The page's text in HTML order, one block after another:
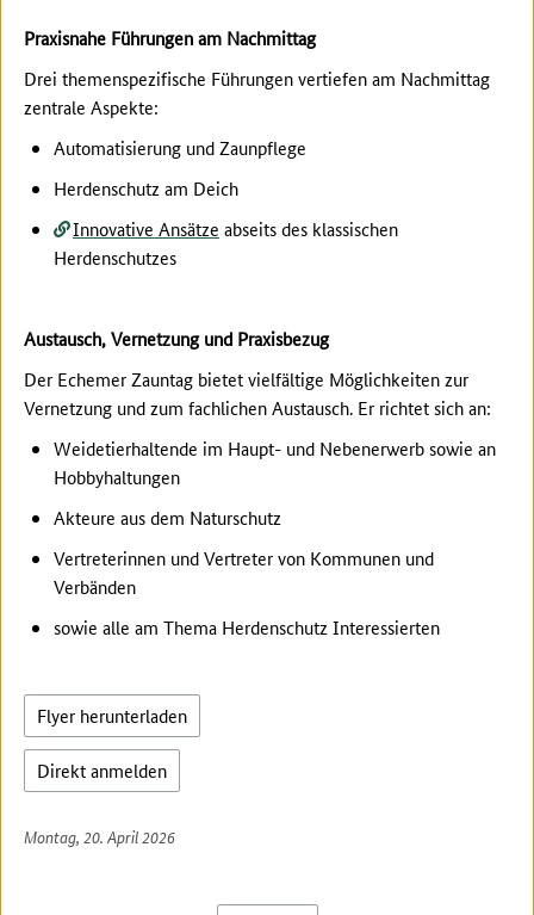
Praxisnahe Führungen am Nachmittag
Drei themenspezifische Führungen vertiefen am Nachmittag
zentrale Aspekte:
Automatisierung und Zaunpflege
Herdenschutz am Deich
Innovative Ansätze abseits des klassischen
Herdenschutzes
Austausch, Vernetzung und Praxisbezug
Der Echemer Zauntag bietet vielfältige Möglichkeiten zur
Vernetzung und zum fachlichen Austausch. Er richtet sich an:
Weidetierhaltende im Haupt- und Nebenerwerb sowie an
Hobbyhaltungen
Akteure aus dem Naturschutz
Vertreterinnen und Vertreter von Kommunen und
Verbänden
sowie alle am Thema Herdenschutz Interessierten
Flyer herunterladen
Direkt anmelden
Montag, 20. April 2026